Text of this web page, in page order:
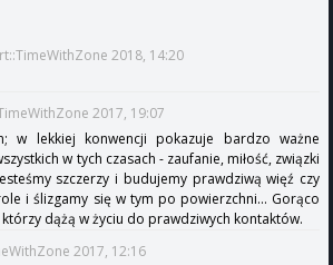
2018, 14:20
2017, 19:07
w lekkiej konwencji pokazuje bardzo ważne
w tych czasach - zaufanie, miłość, związki
szczerzy i budujemy prawdziwą więź czy
i ślizgamy się w tym po powierzchni... Gorąco
dążą w życiu do prawdziwych kontaktów.
2017, 12:16